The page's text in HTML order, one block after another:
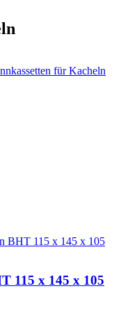
115 x 145 x 105